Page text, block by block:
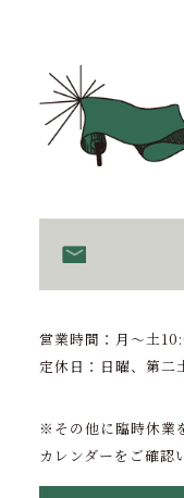
営業時間：月〜土
定休日：日曜、第二
※その他に臨時休業
カレンダーをご確認